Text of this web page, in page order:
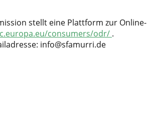
stellt eine Plattform zur Online-
consumers/odr/ .
info@sfamurri.de